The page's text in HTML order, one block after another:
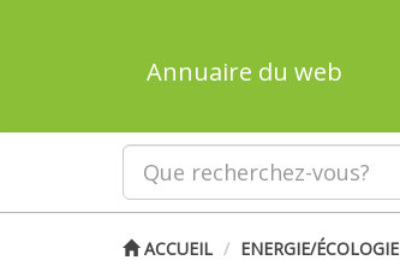
Annuaire du web
ACCUEIL ENERGIE/ÉCOLOGIE